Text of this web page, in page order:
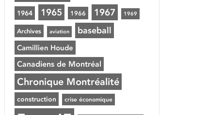
1964 1965 1966 1967 1969
Archives aviation baseball
Camillien Houde
Canadiens de Montréal
Chronique Montréalité
construction crise économique